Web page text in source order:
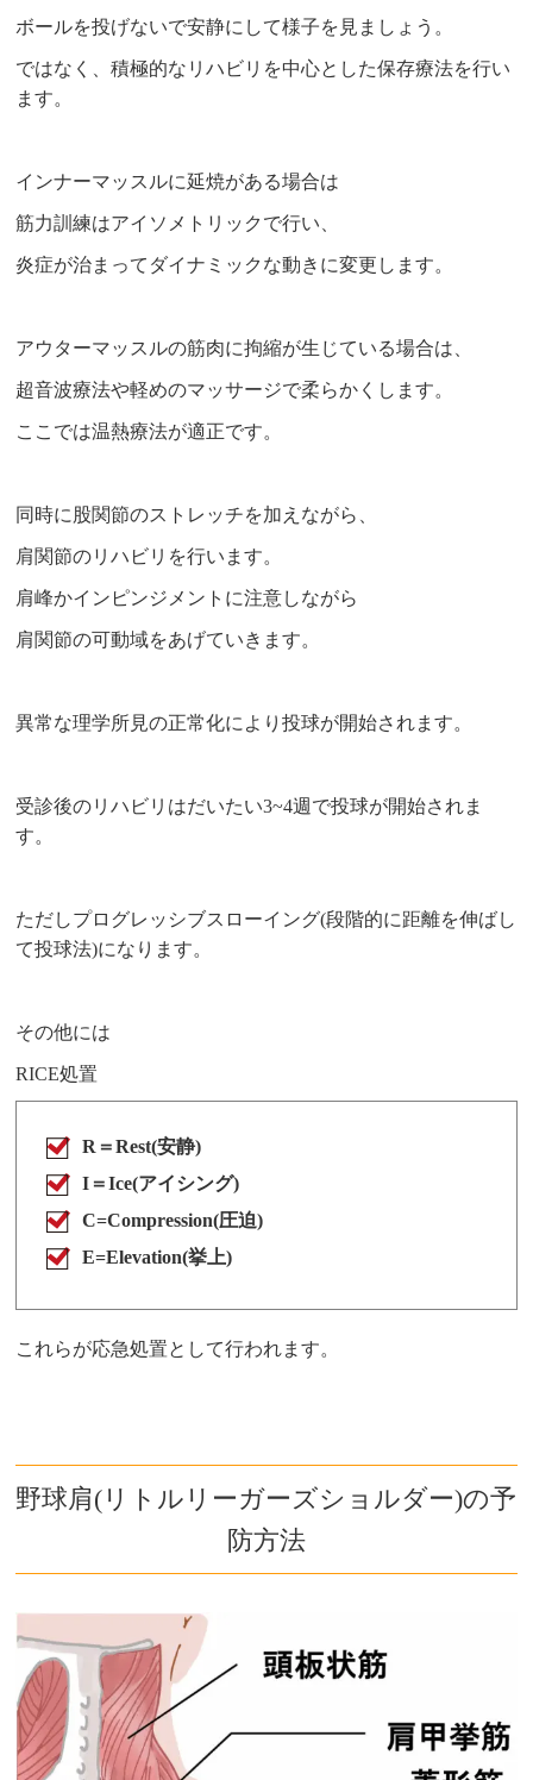
ボールを投げないで安静にして様子を見ましょう。
ではなく、積極的なリハビリを中心とした保存療法を行い
ます。
インナーマッスルに延焼がある場合は
筋力訓練はアイソメトリックで行い、
炎症が治まってダイナミックな動きに変更します。
アウターマッスルの筋肉に拘縮が生じている場合は、
超音波療法や軽めのマッサージで柔らかくします。
ここでは温熱療法が適正です。
同時に股関節のストレッチを加えながら、
肩関節のリハビリを行います。
肩峰かインピンジメントに注意しながら
肩関節の可動域をあげていきます。
異常な理学所見の正常化により投球が開始されます。
受診後のリハビリはだいたい3~4週で投球が開始されま
す。
ただしプログレッシブスローイング(段階的に距離を伸ばし
て投球法)になります。
その他には
RICE処置
R＝Rest(安静)
I＝Ice(アイシング)
C=Compression(圧迫)
E=Elevation(挙上)
これらが応急処置として行われます。
野球肩(リトルリーガーズショルダー)の予
防方法